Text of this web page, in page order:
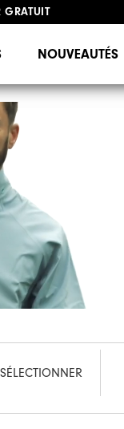
GRATUIT
NOUVEAUTÉS